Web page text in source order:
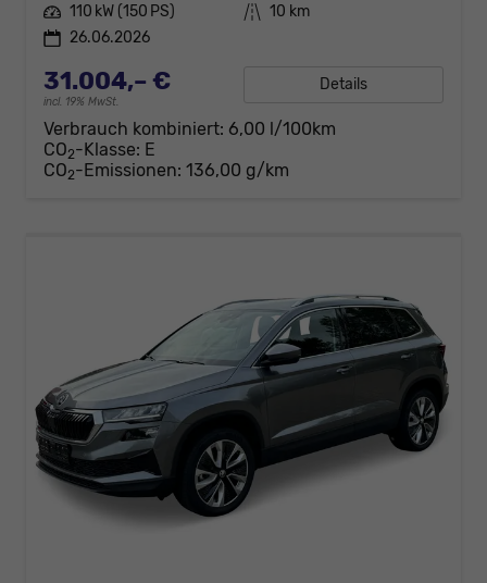
Leistung 110 kW (150 PS) Kilometerstand 10 km
26.06.2026
31.004,– €
incl. 19% MwSt.
Details
Verbrauch kombiniert: 6,00 l/100km
CO2-Klasse: E
CO2-Emissionen: 136,00 g/km